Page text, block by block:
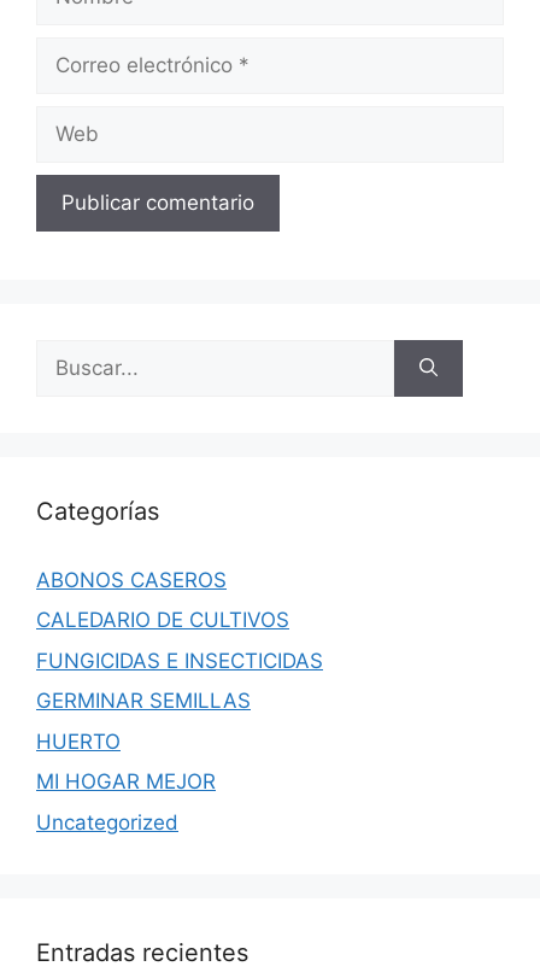
electrónico
Categorías
ABONOS CASEROS
CALEDARIO DE CULTIVOS
FUNGICIDAS E INSECTICIDAS
GERMINAR SEMILLAS
HUERTO
MI HOGAR MEJOR
Uncategorized
Entradas recientes